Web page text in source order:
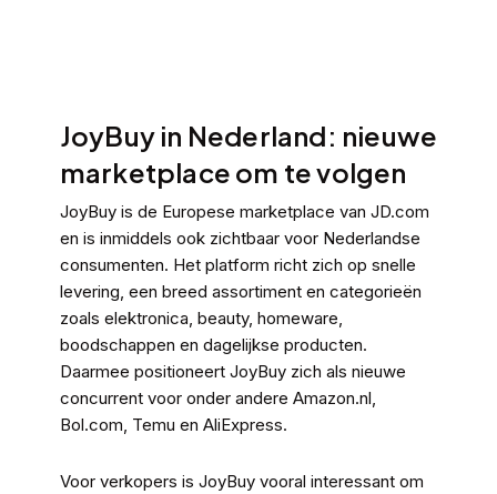
JoyBuy in Nederland: nieuwe
marketplace om te volgen
JoyBuy is de Europese marketplace van JD.com
en is inmiddels ook zichtbaar voor Nederlandse
consumenten. Het platform richt zich op snelle
levering, een breed assortiment en categorieën
zoals elektronica, beauty, homeware,
boodschappen en dagelijkse producten.
Daarmee positioneert JoyBuy zich als nieuwe
concurrent voor onder andere Amazon.nl,
Bol.com, Temu en AliExpress.
Voor verkopers is JoyBuy vooral interessant om